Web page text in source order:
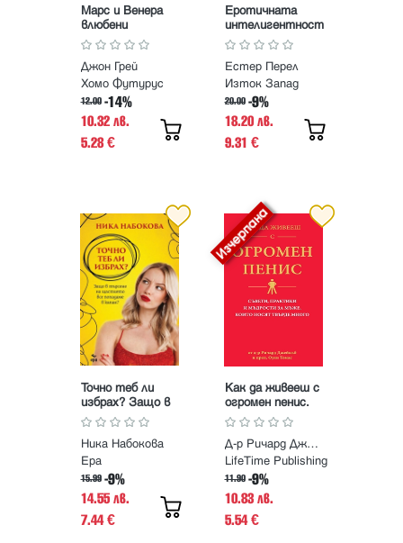
Марс и Венера
влюбени
Джон Грей
Хомо Футурус
12.00 -14%
10.32 лв.
5.28€
Еротичната
интелигентност
Естер Перел
Изток Запад
20.00 -9%
18.20 лв.
9.31 €
Точно теб ли
избрах? Защо в
търсене на
щастието все
попадаме в
капан?
Ника Набокова
Ера
15.99 -9%
14.55 лв.
7.44€
Как да живееш с
огромен пенис.
Съвети,
практики и
мъдрости за
мъже, които
носят твърде
много
Д-р Ричард Джейкъб
LifeTime Publishing
11.90 -9%
10.83 лв.
5.54€